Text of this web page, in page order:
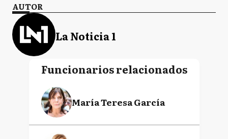
AUTOR
La Noticia 1
Funcionarios relacionados
María Teresa García